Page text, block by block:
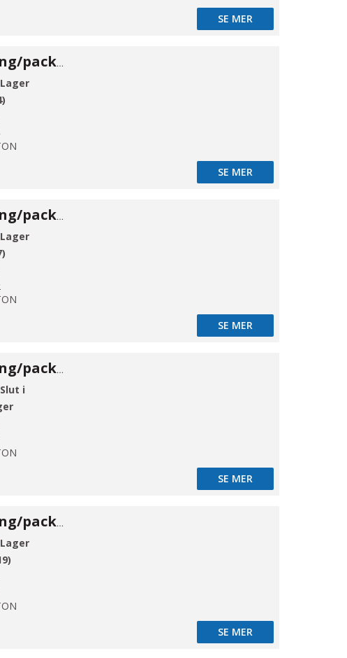
SE MER
Press O-ring/packning 18
18
Lager
SE MER
Press O-ring/packning 22
22
Lager
SE MER
Press O-ring/packning 28
28
Slut i
SE MER
Press O-ring/packning 35
35
Lager
SE MER